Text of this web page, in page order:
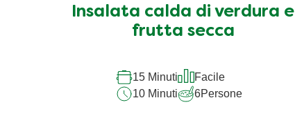
Insalata calda di verdura e
frutta secca
15 Minuti
Facile
10 Minuti
6Persone